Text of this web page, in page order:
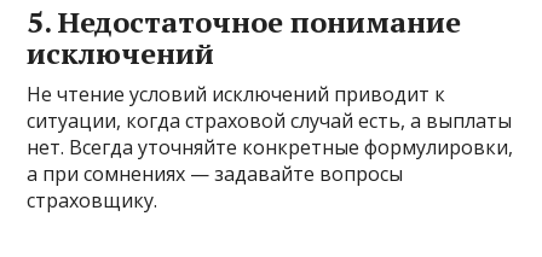
5. Недостаточное понимание
исключений
Не чтение условий исключений приводит к
ситуации, когда страховой случай есть, а выплаты
нет. Всегда уточняйте конкретные формулировки,
а при сомнениях — задавайте вопросы
страховщику.